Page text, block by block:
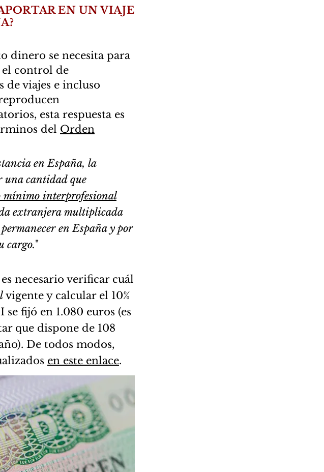
EN UN VIAJE
dinero se necesita para
el control de
de viajes e incluso
esta respuesta es
del Orden
en España, la
una cantidad que
mínimo interprofesional
extranjera multiplicada
en España y por
cargo."
necesario verificar cuál
vigente y calcular el 10%
fijó en 1.080 euros (es
que dispone de 108
De todos modos,
en este enlace.